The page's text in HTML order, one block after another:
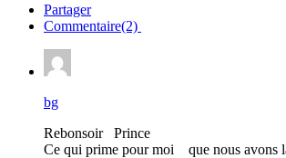
Partager
Commentaire(2)
bg
Rebonsoir Prince
Ce qui prime pour moi que nous avons